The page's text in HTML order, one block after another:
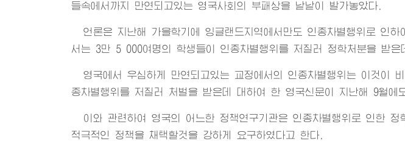
들속에서까지 만연되고있는 영국사회의 부패상을 낱낱이 발가놓았다.
언론은 지난해 가을학기에 잉글랜드지역에서만도 인종차별행위로 인
서는 3만 5 000여명의 학생들이 인종차별행위를 저질러 정학처분을 받은
영국에서 우심하게 만연되고있는 교정에서의 인종차별행위는 이것이
종차별행위를 저질러 처벌을 받은데 대하여 한 영국신문이 지난해 9월에
이와 관련하여 영국의 어느한 정책연구기관은 인종차별행위로 인한
적극적인 정책을 채택할것을 강하게 요구하였다고 한다.